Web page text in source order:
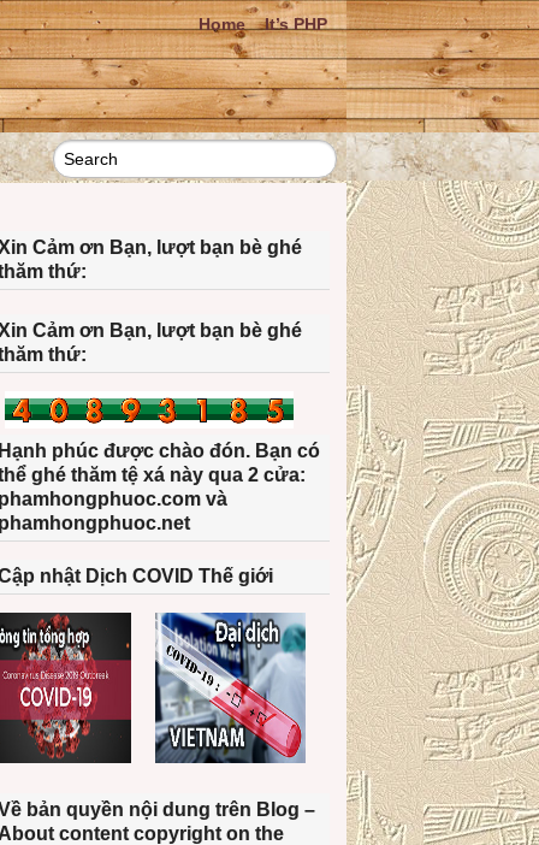
Home It’s PHP
Cảm ơn Bạn, lượt bạn bè ghé
thứ:
Cảm ơn Bạn, lượt bạn bè ghé
thứ:
Hạnh phúc được chào đón. Bạn có
ghé thăm tệ xá này qua 2 cửa:
phamhongphuoc.com và
phamhongphuoc.net
nhật Dịch COVID Thế giới
bản quyền nội dung trên Blog –
content copyright on the